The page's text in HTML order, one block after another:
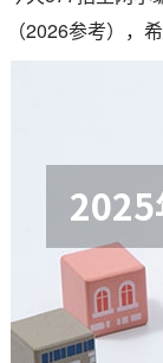
（2026参考），